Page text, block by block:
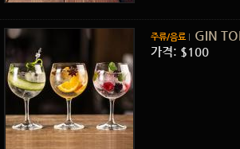
주류/음료 GIN
가격: $100